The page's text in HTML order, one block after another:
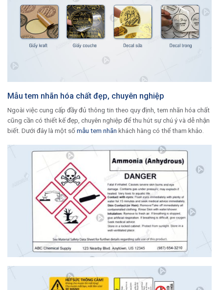
Mẫu tem nhãn hóa chất đẹp, chuyên nghiệp
Ngoài việc cung cấp đầy đủ thông tin theo quy định, tem nhãn hóa chất
cũng cần có thiết kế đẹp, chuyên nghiệp để thu hút sự chú ý và dễ nhận
biết. Dưới đây là một sốmẫu tem nhãn khách hàng có thể tham khảo.